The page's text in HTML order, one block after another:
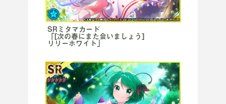
SRミタマカード
「[次の春にまた会いましょう]
リリーホワイト」